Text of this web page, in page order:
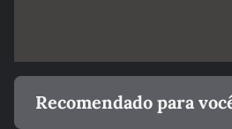
Recomendado para